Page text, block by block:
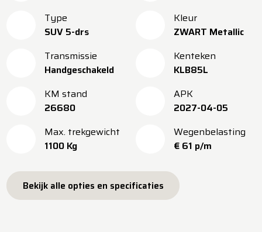
Type
SUV 5-drs
Kleur
ZWART Metallic
Transmissie
Handgeschakeld
Kenteken
KLB85L
KM stand
26680
APK
2027-04-05
Max. trekgewicht
1100 Kg
Wegenbelasting
€ 61 p/m
Bekijk alle opties en specificaties